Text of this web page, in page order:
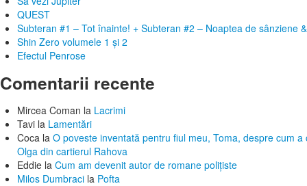
QUEST
Subteran #1 – Tot înainte! + Subteran #2 – Noaptea de sânziene
Shin Zero volumele 1 și 2
Efectul Penrose
Comentarii recente
Mircea Coman la Lacrimi
Tavi la Lamentări
Coca la O poveste inventată pentru fiul meu, Toma, despre cum
Olga din cartierul Rahova
Eddie la Cum am devenit autor de romane polițiste
Milos Dumbraci la Pofta